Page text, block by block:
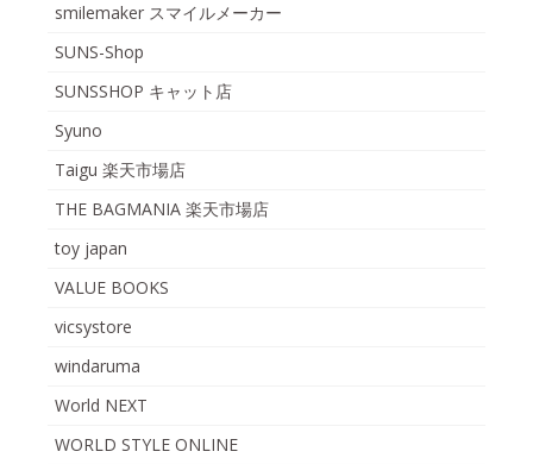
smilemaker スマイルメーカー
SUNS-Shop
SUNSSHOP キャット店
Syuno
Taigu 楽天市場店
THE BAGMANIA 楽天市場店
toy japan
VALUE BOOKS
vicsystore
windaruma
World NEXT
WORLD STYLE ONLINE